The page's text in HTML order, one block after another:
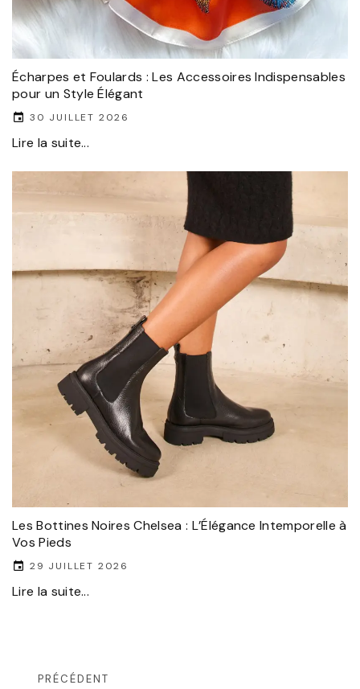
Écharpes et Foulards : Les Accessoires Indispensables
pour un Style Élégant
30 JUILLET 2026
Lire la suite...
Les Bottines Noires Chelsea : L’Élégance Intemporelle à
Vos Pieds
29 JUILLET 2026
Lire la suite...
PRÉCÉDENT